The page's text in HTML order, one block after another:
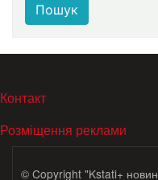
Пошук
МЕНЮ В ПОДВАЛЕ
Контакт
Розміщення реклами
© Copyright "Kstati+